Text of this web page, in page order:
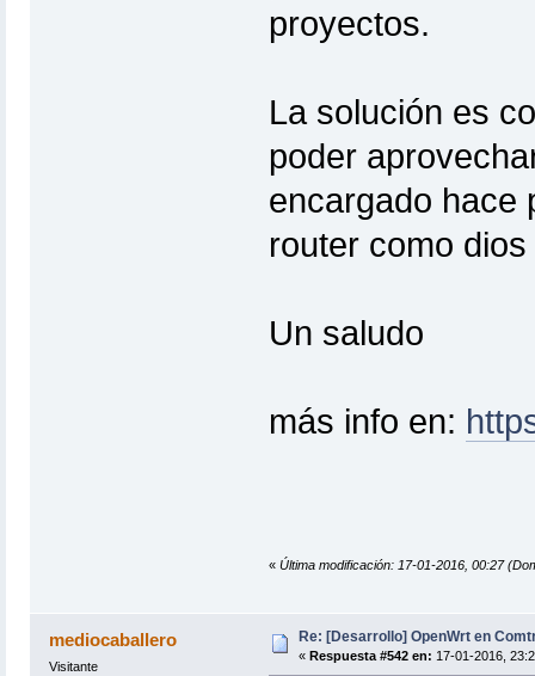
proyectos.
La solución es
poder
encargado hace
router como
Un saludo
más info en:
« Última modificación: 17-01-2016, 00:27
mediocaballero
Visitante
Re: [Desarrollo] OpenWrt en
« Respuesta #542 en: 17-01-2016,